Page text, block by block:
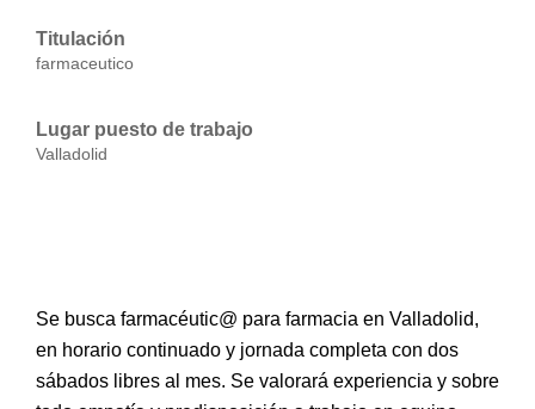
Titulación
farmaceutico
Lugar puesto de trabajo
Valladolid
Se busca farmacéutic@ para farmacia en Valladolid,
en horario continuado y jornada completa con dos
sábados libres al mes. Se valorará experiencia y sobre